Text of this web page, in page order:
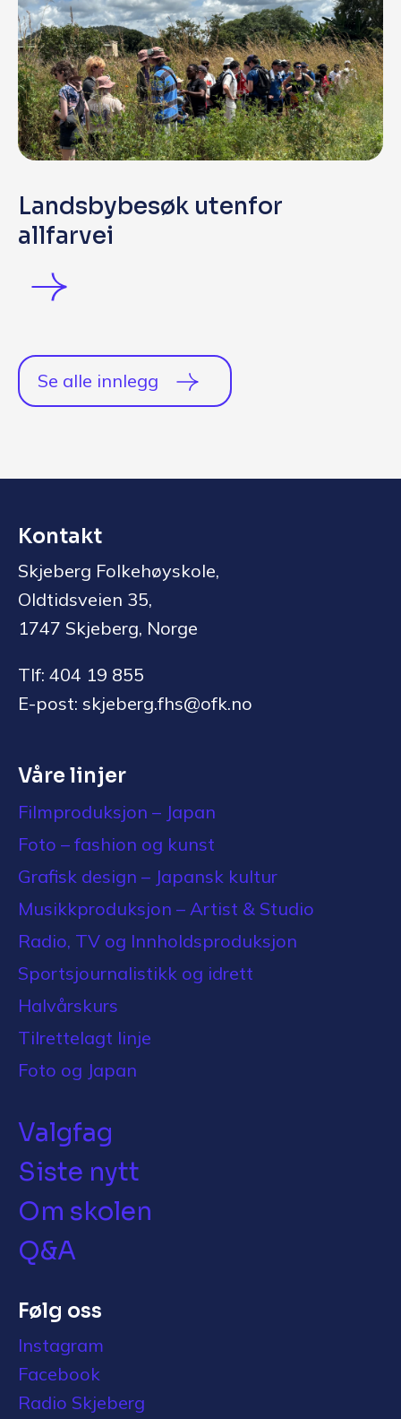
Landsbybesøk utenfor
allfarvei
Se alle innlegg
Kontakt
Skjeberg Folkehøyskole,
Oldtidsveien 35,
1747 Skjeberg, Norge
Tlf: 404 19 855
E-post: skjeberg.fhs@ofk.no
Våre linjer
Filmproduksjon – Japan
Foto – fashion og kunst
Grafisk design – Japansk kultur
Musikkproduksjon – Artist & Studio
Radio, TV og Innholdsproduksjon
Sportsjournalistikk og idrett
Halvårskurs
Tilrettelagt linje
Foto og Japan
Valgfag
Siste nytt
Om skolen
Q&A
Følg oss
Instagram
Facebook
Radio Skjeberg